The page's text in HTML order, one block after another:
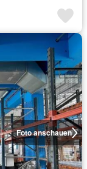
Foto anschauen